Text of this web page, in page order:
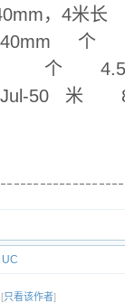
，4
40mm
Jul-50
UC
只看该作者]